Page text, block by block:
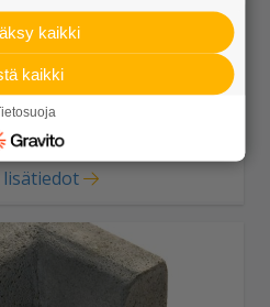
oik 500x110x300>240
€/kpl
lisätiedot
kaikki
kaikki